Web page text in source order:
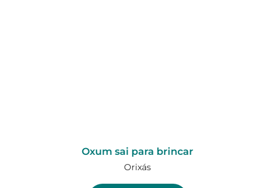
Oxum sai para brincar
Orixás